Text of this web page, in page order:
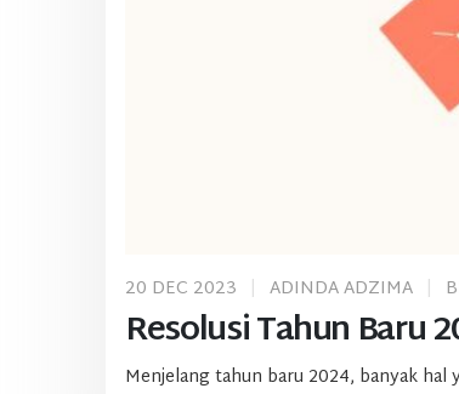
Resolusi Tahun Baru
20 DEC 2023 ADINDA ADZIMA
Menjelang tahun baru 2024, banyak